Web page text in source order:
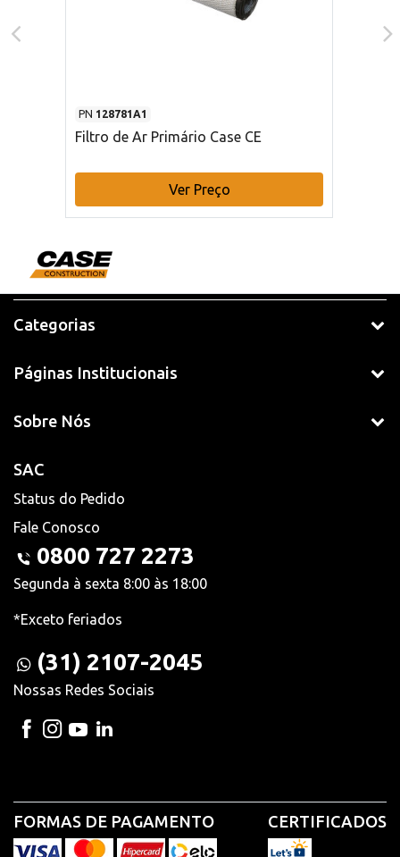
PN 128781A1
Filtro de Ar Primário Case CE
Ver Preço
Categorias
Páginas Institucionais
Sobre Nós
SAC
Status do Pedido
Fale Conosco
0800 727 2273
Segunda à sexta 8:00 às 18:00
*Exceto feriados
(31) 2107-2045
Nossas Redes Sociais
FORMAS DE PAGAMENTO CERTIFICADOS